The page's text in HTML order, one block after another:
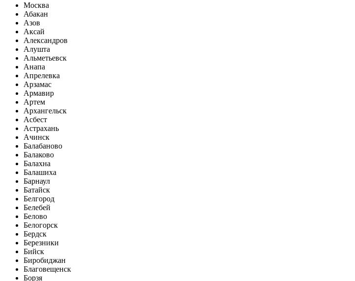
Москва
Абакан
Азов
Аксай
Александров
Алушта
Альметьевск
Анапа
Апрелевка
Арзамас
Армавир
Артем
Архангельск
Асбест
Астрахань
Ачинск
Балабаново
Балаково
Балахна
Балашиха
Барнаул
Батайск
Белгород
Белебей
Белово
Белогорск
Бердск
Березники
Бийск
Биробиджан
Благовещенск
Борзя